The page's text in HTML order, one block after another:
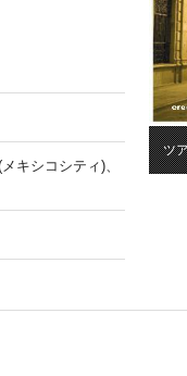
キシコシティ)、
ツ